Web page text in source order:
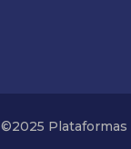
©2025 Plataformas